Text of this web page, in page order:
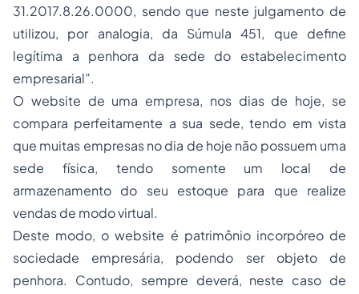
31.2017.8.26.0000, sendo que neste julgamento de
utilizou, por analogia, da Súmula 451, que define
legítima a penhora da sede do estabelecimento
empresarial”.
O website de uma empresa, nos dias de hoje, se
compara perfeitamente a sua sede, tendo em vista
que muitas empresas no dia de hoje não possuem uma
sede física, tendo somente um local de
armazenamento do seu estoque para que realize
vendas de modo virtual.
Deste modo, o website é patrimônio incorpóreo de
sociedade empresária, podendo ser objeto de
penhora. Contudo, sempre deverá, neste caso de